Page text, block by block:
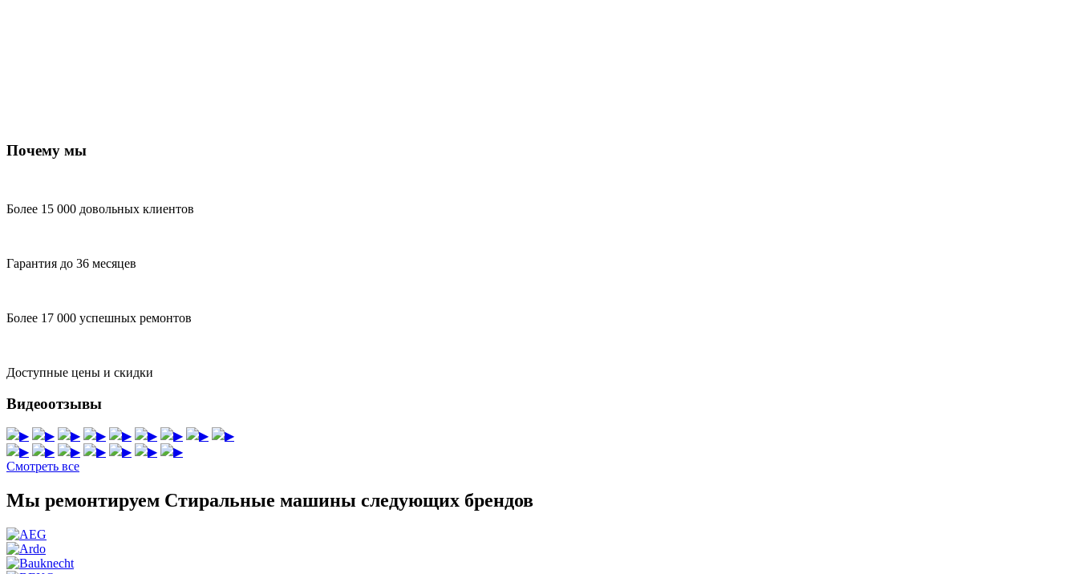
Почему мы
Более 15 000 довольных клиентов
Гарантия до 36 месяцев
Более 17 000 успешных ремонтов
Доступные цены и скидки
Видеоотзывы
▶ ▶ ▶ ▶ ▶ ▶ ▶ ▶
▶
▶
▶ ▶ ▶ ▶ ▶
▶
Смотреть все
Мы ремонтируем Стиральные машины следующих брендов